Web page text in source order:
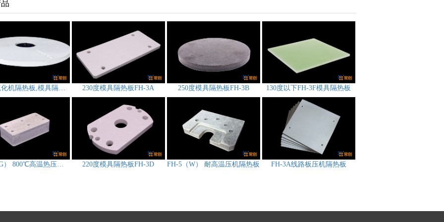
200度硫化机隔热板,模具隔热板CS-3D212 230度模具隔热板FH-3A 250度模具隔热板FH-3B 130度以下FH-3F模具隔热板
FH-5（G） 800℃高温热压机隔热板 220度模具隔热板FH-3D FH-5（W） 耐高温压机隔热板 FH-3A线路板压机隔热板